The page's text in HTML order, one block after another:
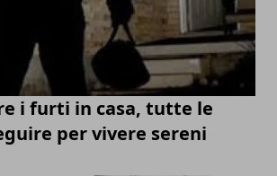
i furti in casa, tutte le
per vivere sereni